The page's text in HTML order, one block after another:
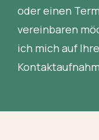
oder einen
vereinbaren
ich mich auf Ihre